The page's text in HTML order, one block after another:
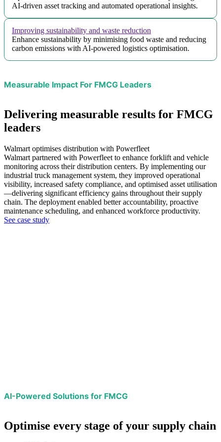
AI-driven asset tracking and automated operational insights.
Improving sustainability and waste reduction
Enhance sustainability by minimising food waste and reducing
carbon emissions with AI-powered logistics optimisation.
Measurable Impact For FMCG Leaders
Delivering measurable results for FMCG
leaders
Walmart optimises distribution with Powerfleet
Walmart partnered with Powerfleet to enhance forklift and vehicle
monitoring across their distribution centers. By implementing our
industrial truck management system, they improved operational
visibility, increased safety compliance, and optimised asset utilisation
—delivering significant efficiency gains throughout their supply
chain. The deployment enabled better accountability, proactive
maintenance scheduling, and enhanced workforce productivity.
See case study
AI-Powered Solutions for FMCG
Optimise every stage of your supply chain